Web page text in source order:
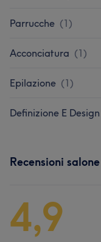
Parrucche (1)
Acconciatura (1)
Epilazione (1)
Definizione E
Recensioni salone
4,9